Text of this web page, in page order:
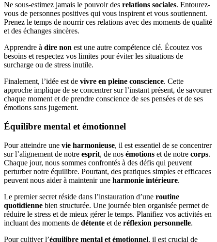
Ne sous-estimez jamais le pouvoir des relations sociales. Entourez-
vous de personnes positives qui vous inspirent et vous soutiennent.
Prenez le temps de nourrir ces relations avec des moments de qualité
et des échanges sincères.
Apprendre à dire non est une autre compétence clé. Écoutez vos
besoins et respectez vos limites pour éviter les situations de
surcharge ou de stress inutile.
Finalement, l’idée est de vivre en pleine conscience. Cette
approche implique de se concentrer sur l’instant présent, de savourer
chaque moment et de prendre conscience de ses pensées et de ses
émotions sans jugement.
Équilibre mental et émotionnel
Pour atteindre une vie harmonieuse, il est essentiel de se concentrer
sur l’alignement de notre esprit, de nos émotions et de notre corps.
Chaque jour, nous sommes confrontés à des défis qui peuvent
perturber notre équilibre. Pourtant, des pratiques simples et efficaces
peuvent nous aider à maintenir une harmonie intérieure.
Le premier secret réside dans l’instauration d’une routine
quotidienne bien structurée. Une journée bien organisée permet de
réduire le stress et de mieux gérer le temps. Planifiez vos activités en
incluant des moments de détente et de réflexion personnelle.
Pour cultiver l’équilibre mental et émotionnel, il est crucial de